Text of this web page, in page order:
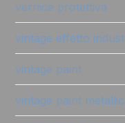
vernice protettiva
vintage effetto
vintage paint
vintage paint